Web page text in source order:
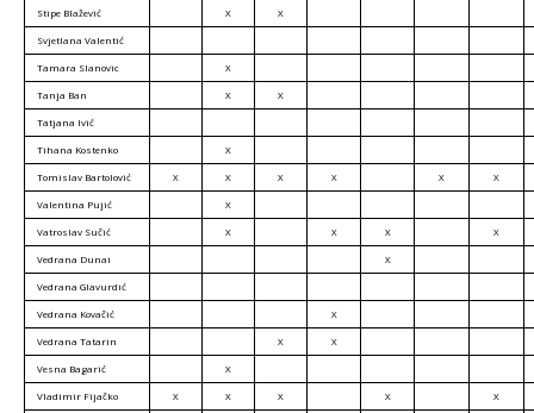
Stipe Blažević X X
Svjetlana Valentić
Tamara Slanovic X
Tanja Ban X X
Tatjana Ivić
Tihana Kostenko X
Tomislav Bartolović X X X X X X
Valentina Pujić X
Vatroslav Sučić X X X X
Vedrana Dunai X
Vedrana Glavurdić
Vedrana Kovačić X
Vedrana Tatarin X X
Vesna Bagarić X
Vladimir Fijačko X X X X X